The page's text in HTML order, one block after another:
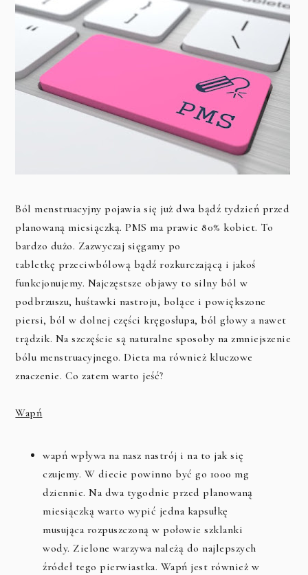
Ból menstruacyjny pojawia się już dwa bądź tydzień przed
planowaną miesiączką. PMS ma prawie 80% kobiet. To
bardzo dużo. Zazwyczaj sięgamy po
tabletkę przeciwbólową bądź rozkurczającą i jakoś
funkcjonujemy. Najczęstsze objawy to silny ból w
podbrzuszu, huśtawki nastroju, bolące i powiększone
piersi, ból w dolnej części kręgosłupa, ból głowy a nawet
trądzik. Na szczęście są naturalne sposoby na zmniejszenie
bólu menstruacyjnego. Dieta ma również kluczowe
znaczenie. Co zatem warto jeść?
Wapń
wapń wpływa na nasz nastrój i na to jak się
czujemy. W diecie powinno być go 1000 mg
dziennie. Na dwa tygodnie przed planowaną
miesiączką warto wypić jedna kapsułkę
musująca rozpuszczoną w połowie szklanki
wody. Zielone warzywa należą do najlepszych
źródeł tego pierwiastka. Wapń jest również w